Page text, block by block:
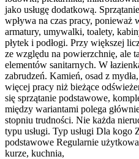
jako usługę dodatkową.
wpływa na czas pracy, ponieważ
armatury, umywalki, toalety,
płytek i podłogi. Przy większej
ze względu na powierzchnię, ale
elementów sanitarnych. W
zabrudzeń. Kamień, osad z
więcej pracy niż bieżące
się sprzątanie podstawowe,
między wariantami polega
stopniu trudności. Nie każda
typu usługi. Typ usługi Dla kogo
podstawowe Regularnie
kurze, kuchnia,